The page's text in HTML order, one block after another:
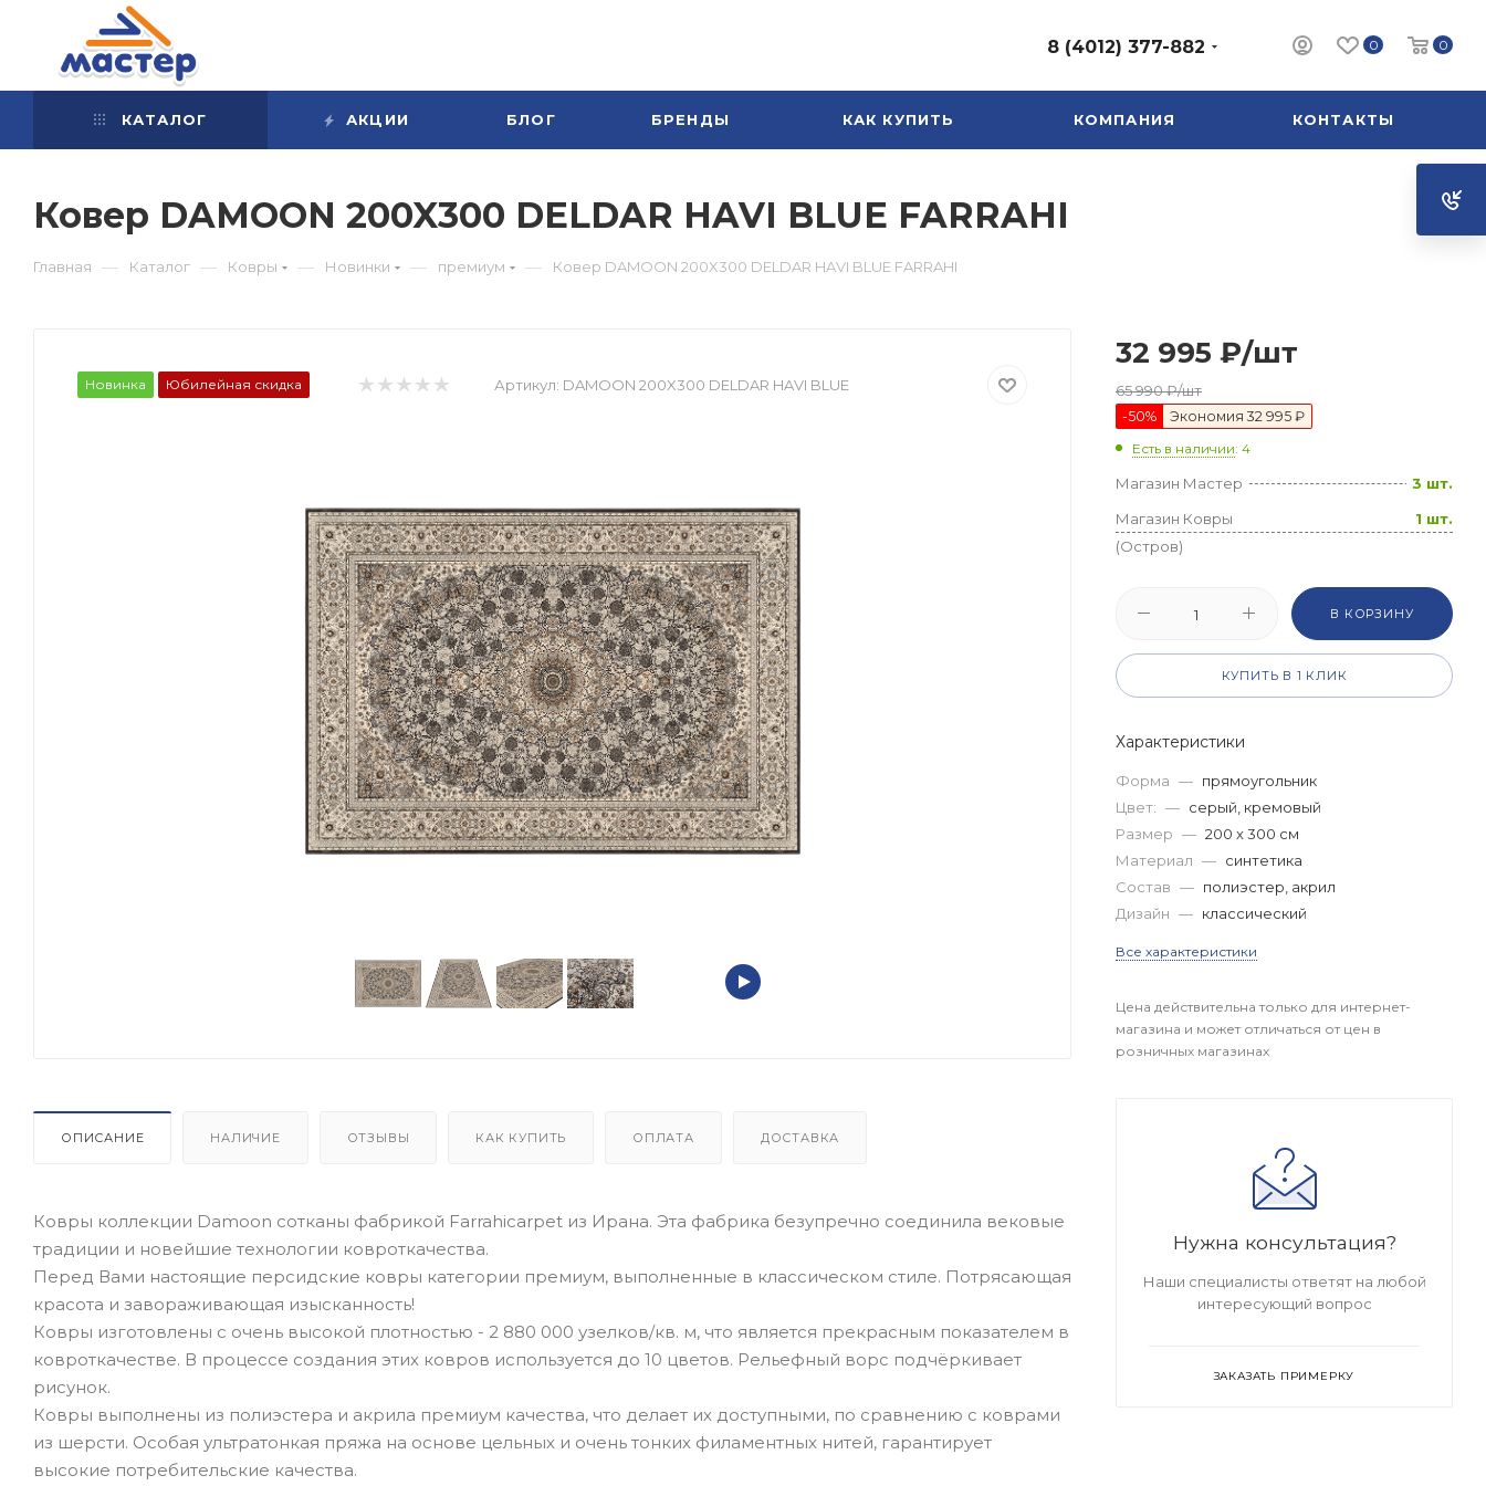
0 0
8 (4012) 377-882
КАТАЛОГ АКЦИИ БЛОГ БРЕНДЫ КАК КУПИТЬ КОМПАНИЯ КОНТАКТЫ
Ковер DAMOON 200X300 DELDAR HAVI BLUE FARRAHI
Главная — Каталог — Ковры — Новинки — премиум — Ковер DAMOON 200X300 DELDAR HAVI BLUE FARRAHI
Новинка Юбилейная скидка Артикул: DAMOON 200X300 DELDAR HAVI BLUE
ОПИСАНИЕ НАЛИЧИЕ ОТЗЫВЫ КАК КУПИТЬ ОПЛАТА ДОСТАВКА
Ковры коллекции Damoon сотканы фабрикой Farrahicarpet из Ирана. Эта фабрика безупречно соединила вековые
традиции и новейшие технологии ковроткачества.
Перед Вами настоящие персидские ковры категории премиум, выполненные в классическом стиле. Потрясающая
красота и завораживающая изысканность!
Ковры изготовлены с очень высокой плотностью - 2 880 000 узелков/кв. м, что является прекрасным показателем в
ковроткачестве. В процессе создания этих ковров используется до 10 цветов. Рельефный ворс подчёркивает
рисунок.
Ковры выполнены из полиэстера и акрила премиум качества, что делает их доступными, по сравнению с коврами
из шерсти. Особая ультратонкая пряжа на основе цельных и очень тонких филаментных нитей, гарантирует
высокие потребительские качества.
32 995 ₽/шт
65 990₽/шт
-50% Экономия32 995 ₽
Есть в наличии: 4
Магазин Мастер
3 шт.
Магазин Ковры
(Остров)
1 шт.
В КОРЗИНУ
КУПИТЬ В 1 КЛИК
Характеристики
Форма — прямоугольник
Цвет: — серый, кремовый
Размер — 200 x 300 см
Материал — синтетика
Состав — полиэстер, акрил
Дизайн — классический
Все характеристики
Цена действительна только для интернет-
магазина и может отличаться от цен в
розничных магазинах
Нужна консультация?
Наши специалисты ответят на любой
интересующий вопрос
ЗАКАЗАТЬ ПРИМЕРКУ